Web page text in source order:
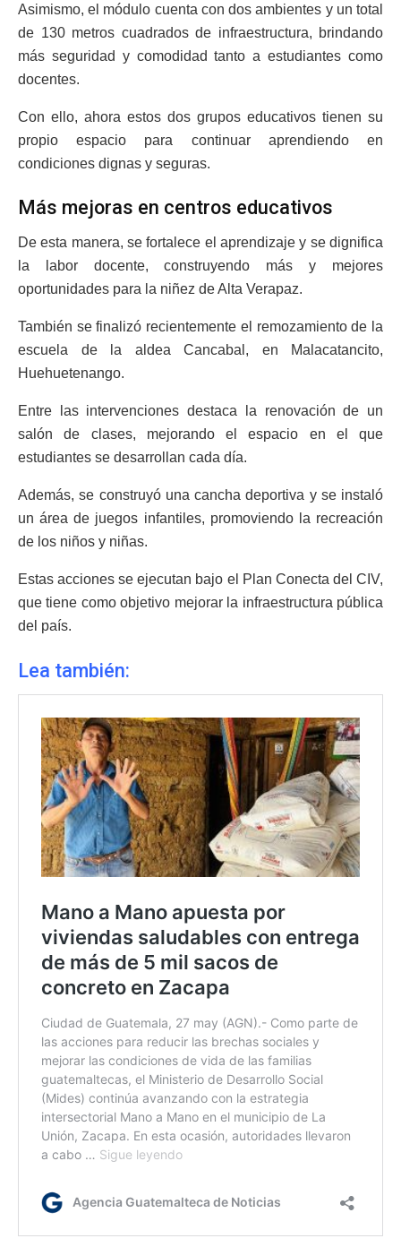
Asimismo, el módulo cuenta con dos ambientes y un total
de 130 metros cuadrados de infraestructura, brindando
más seguridad y comodidad tanto a estudiantes como
docentes.
Con ello, ahora estos dos grupos educativos tienen su
propio espacio para continuar aprendiendo en
condiciones dignas y seguras.
Más mejoras en centros educativos
De esta manera, se fortalece el aprendizaje y se dignifica
la labor docente, construyendo más y mejores
oportunidades para la niñez de Alta Verapaz.
También se finalizó recientemente el remozamiento de la
escuela de la aldea Cancabal, en Malacatancito,
Huehuetenango.
Entre las intervenciones destaca la renovación de un
salón de clases, mejorando el espacio en el que
estudiantes se desarrollan cada día.
Además, se construyó una cancha deportiva y se instaló
un área de juegos infantiles, promoviendo la recreación
de los niños y niñas.
Estas acciones se ejecutan bajo el Plan Conecta del CIV,
que tiene como objetivo mejorar la infraestructura pública
del país.
Lea también: